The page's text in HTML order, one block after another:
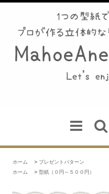
ホーム > プレゼントパターン
ホーム
> 型紙（０円～５００円）